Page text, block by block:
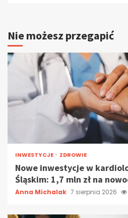
Nie możesz przegapić
INWESTYCJE ZDROWIE
Nowe inwestycje w
Śląskim: 1,7 mln zł na
Anna Michalak 7 sierpnia 2026